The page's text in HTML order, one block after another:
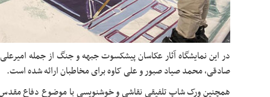
در این نمایشگاه آثار عکاسان پیشکسوت جبهه و جنگ از جمله
صادقی، محمد صیاد صبور و علی کاوه برای مخاطبان ارائه شده است.
همچنین ورک شاپ تلفیقی نقاشی و خوشنویسی با موضوع دفاع